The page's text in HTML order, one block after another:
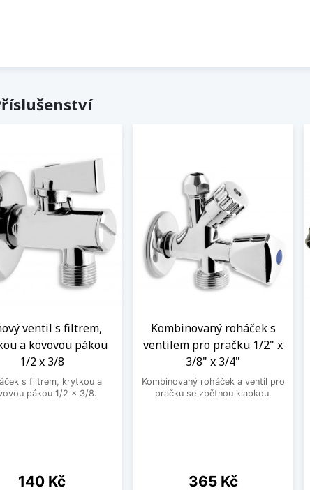
ventil s filtrem,
a kovovou pákou
1/2 x 3/8
s filtrem, krytkou a
pákou 1/2 x 3/8.
Cena
140 Kč
Kombinovaný roháček s
ventilem pro pračku 1/2" x
3/8" x 3/4"
Kombinovaný roháček a ventil pro
pračku se zpětnou klapkou.
Cena
365 Kč